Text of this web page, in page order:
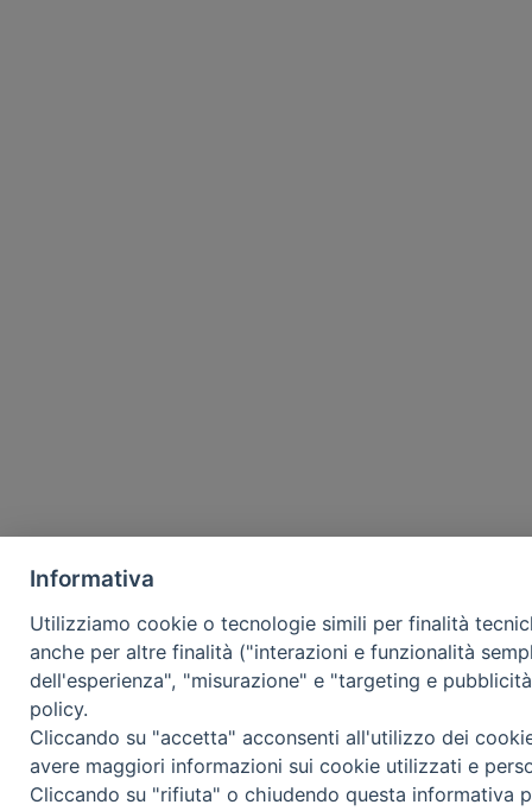
Informativa
Utilizziamo cookie o tecnologie simili per finalità
anche per altre finalità ("interazioni e funzionalità
dell'esperienza", "misurazione" e "targeting e
policy.
Cliccando su "accetta" acconsenti all'utilizzo dei
avere maggiori informazioni sui cookie utilizzati e
Cliccando su "rifiuta" o chiudendo questa informativa